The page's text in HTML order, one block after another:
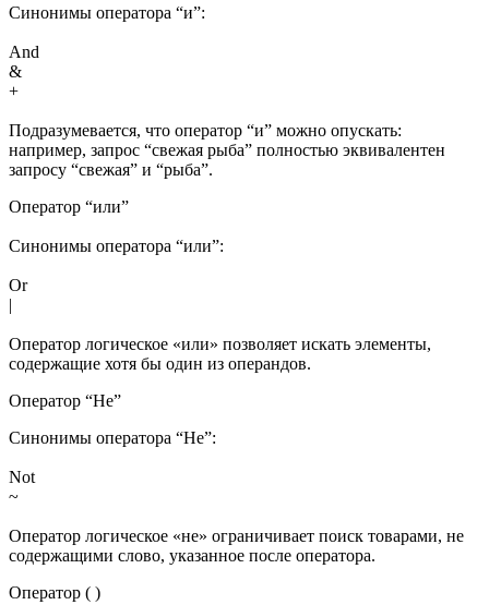
Синонимы оператора “и”:
And
&
+
Подразумевается, что оператор “и” можно опускать:
например, запрос “свежая рыба” полностью эквивалентен
запросу “свежая” и “рыба”.
Оператор “или”
Синонимы оператора “или”:
Or
|
Оператор логическое «или» позволяет искать элементы,
содержащие хотя бы один из операндов.
Оператор “Не”
Синонимы оператора “Не”:
Not
~
Оператор логическое «не» ограничивает поиск товарами, не
содержащими слово, указанное после оператора.
Оператор ( )